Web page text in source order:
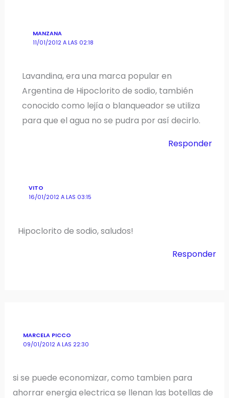
MANZANA
11/01/2012 A LAS 02:18
Lavandina, era una marca popular en
Argentina de Hipoclorito de sodio, también
conocido como lejía o blanqueador se utiliza
para que el agua no se pudra por así decirlo.
Responder
VITO
16/01/2012 A LAS 03:15
Hipoclorito de sodio, saludos!
Responder
MARCELA PICCO
09/01/2012 A LAS 22:30
si se puede economizar, como tambien para
ahorrar energia electrica se llenan las botellas de